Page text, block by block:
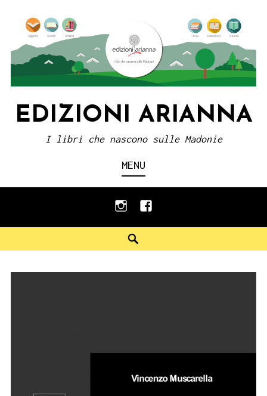
content
EDIZIONI ARIANNA
I libri che nascono sulle Madonie
MENU
instagramfacebook